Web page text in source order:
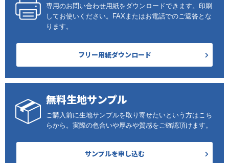
専用のお問い合わせ用紙をダウンロードできます。印刷
してお使いください。FAXまたはお電話でのご返答とな
ります。
フリー用紙ダウンロード
無料生地サンプル
ご購入前に生地サンプルを取り寄せたいという方はこち
らから。実際の色合いや厚みや質感をご確認頂けます。
サンプルを申し込む